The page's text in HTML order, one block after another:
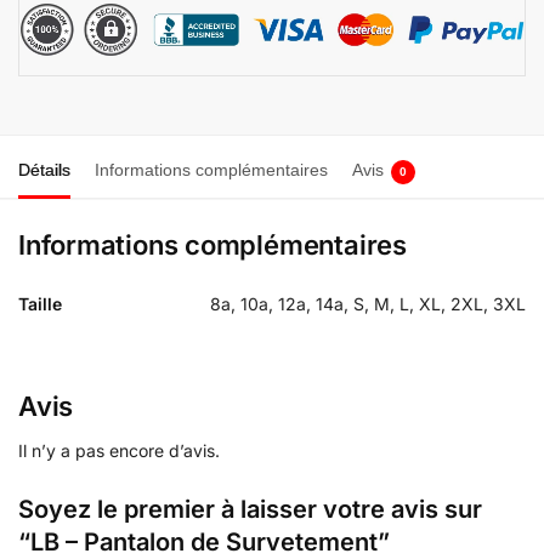
Détails Informations complémentaires Avis 0
Informations complémentaires
Taille 8a, 10a, 12a, 14a, S, M, L, XL, 2XL, 3XL
Avis
Il n’y a pas encore d’avis.
Soyez le premier à laisser votre avis sur
“LB – Pantalon de Survetement”